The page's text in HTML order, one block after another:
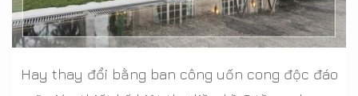
Hay thay đổi bằng ban công uốn cong độc đáo